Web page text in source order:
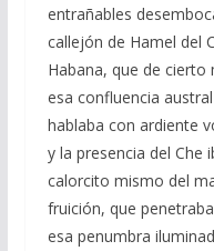
entrañables
callejón de Hamel del
Habana, que de
esa confluencia
hablaba con ardiente
y la presencia del Che
calorcito mismo del
fruición, que
esa penumbra